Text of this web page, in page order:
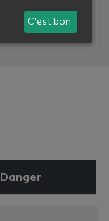
Danger
C'est bon.